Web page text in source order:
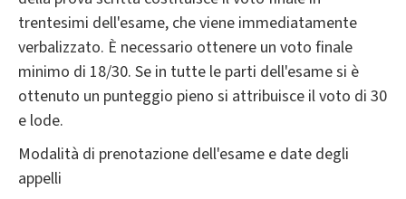
trentesimi dell'esame, che viene immediatamente
verbalizzato. È necessario ottenere un voto finale
minimo di 18/30. Se in tutte le parti dell'esame si è
ottenuto un punteggio pieno si attribuisce il voto di 30
e lode.
Modalità di prenotazione dell'esame e date degli
appelli